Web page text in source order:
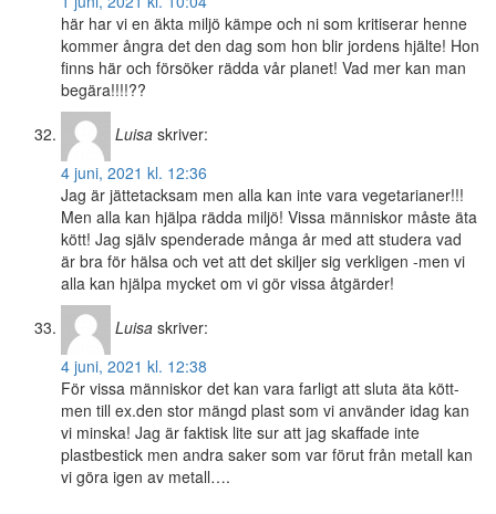
här har vi en äkta miljö kämpe och ni som kritiserar henne
kommer ångra det den dag som hon blir jordens hjälte! Hon
finns här och försöker rädda vår planet! Vad mer kan man
begära!!!!??
Luisa skriver:
4 juni, 2021 kl. 12:36
Jag är jättetacksam men alla kan inte vara vegetarianer!!!
Men alla kan hjälpa rädda miljö! Vissa människor måste äta
kött! Jag själv spenderade många år med att studera vad
är bra för hälsa och vet att det skiljer sig verkligen -men vi
alla kan hjälpa mycket om vi gör vissa åtgärder!
Luisa skriver:
4 juni, 2021 kl. 12:38
För vissa människor det kan vara farligt att sluta äta kött-
men till ex.den stor mängd plast som vi använder idag kan
vi minska! Jag är faktisk lite sur att jag skaffade inte
plastbestick men andra saker som var förut från metall kan
vi göra igen av metall….